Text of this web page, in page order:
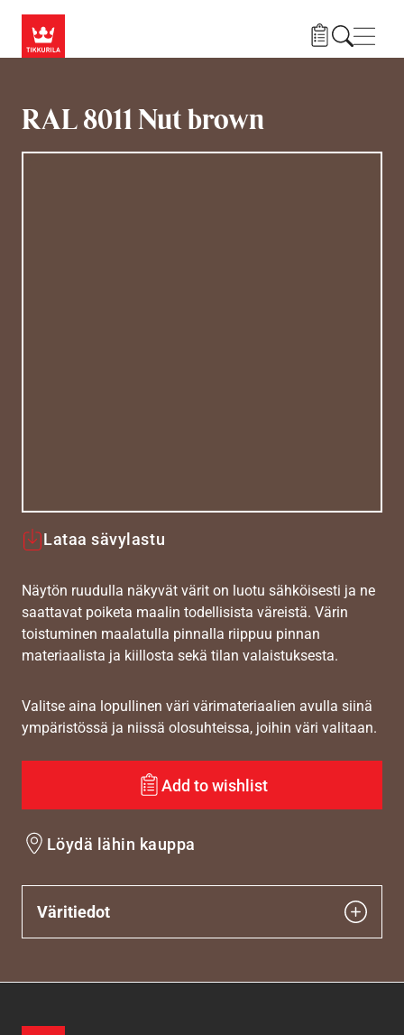
RAL 8011 Nut brown
Lataa sävylastu
Näytön ruudulla näkyvät värit on luotu sähköisesti ja ne
saattavat poiketa maalin todellisista väreistä. Värin
toistuminen maalatulla pinnalla riippuu pinnan
materiaalista ja kiillosta sekä tilan valaistuksesta.
Valitse aina lopullinen väri värimateriaalien avulla siinä
ympäristössä ja niissä olosuhteissa, joihin väri valitaan.
Add to wishlist
Löydä lähin kauppa
Väritiedot